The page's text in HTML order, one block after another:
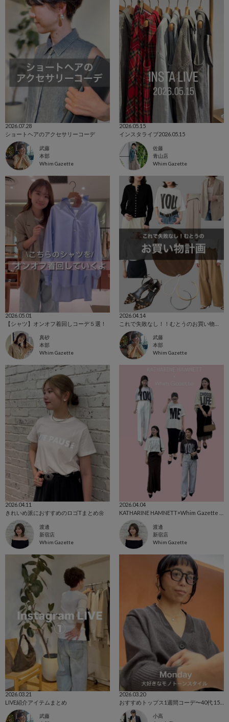
2026.07.28
ショートヘアのアクセサリーコーデ
武藤
本部
Whim Gazette
2026.05.15
インスタライブ2026.05.15
佐藤
青山店
Whim Gazette
2026.05.01
【シャツ】オンオフ着回しコーデ５選！
真砂
本部
Whim Gazette
2026.04.14
武藤
本部
Whim Gazette
2026.04.11
きれいめ派におすすめのロゴTまとめ🌼
渡邊
新宿店
Whim Gazette
2026.04.04
渡邊
新宿店
Whim Gazette
2026.03.21
LIVE紹介アイテムまとめ
武藤
2026.03.20
おすすめトップス1週間コーデ〜40代 153cm〜
小高